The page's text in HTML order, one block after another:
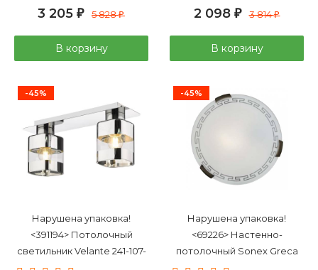
3 205 ₽ 5 828₽
В корзину
2 098 ₽ 3 814₽
В корзину
-45%
Нарушена упаковка!
<391194> Потолочный
светильник Velante 241-107-
-45%
Нарушена упаковка!
<69226> Настенно-
потолочный Sonex Greca
161/K